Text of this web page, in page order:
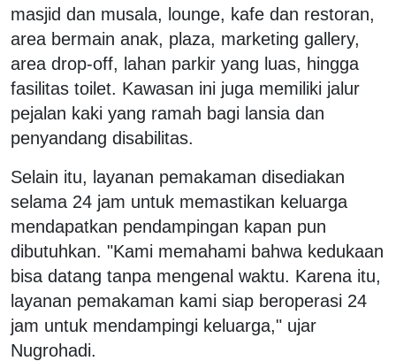
masjid dan musala, lounge, kafe dan restoran,
area bermain anak, plaza, marketing gallery,
area drop-off, lahan parkir yang luas, hingga
fasilitas toilet. Kawasan ini juga memiliki jalur
pejalan kaki yang ramah bagi lansia dan
penyandang disabilitas.
Selain itu, layanan pemakaman disediakan
selama 24 jam untuk memastikan keluarga
mendapatkan pendampingan kapan pun
dibutuhkan. "Kami memahami bahwa kedukaan
bisa datang tanpa mengenal waktu. Karena itu,
layanan pemakaman kami siap beroperasi 24
jam untuk mendampingi keluarga," ujar
Nugrohadi.